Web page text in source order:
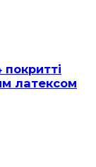
покритті
латексом